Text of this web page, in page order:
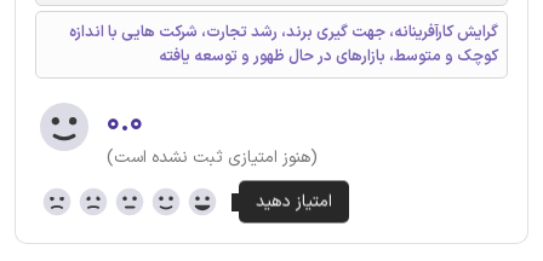
گرایش کارآفرینانه، جهت گیری برند، رشد تجارت، شرکت هایی با اندازه
کوچک و متوسط، بازارهای در حال ظهور و توسعه یافته
۰.۰
(هنوز امتیازی ثبت نشده است)